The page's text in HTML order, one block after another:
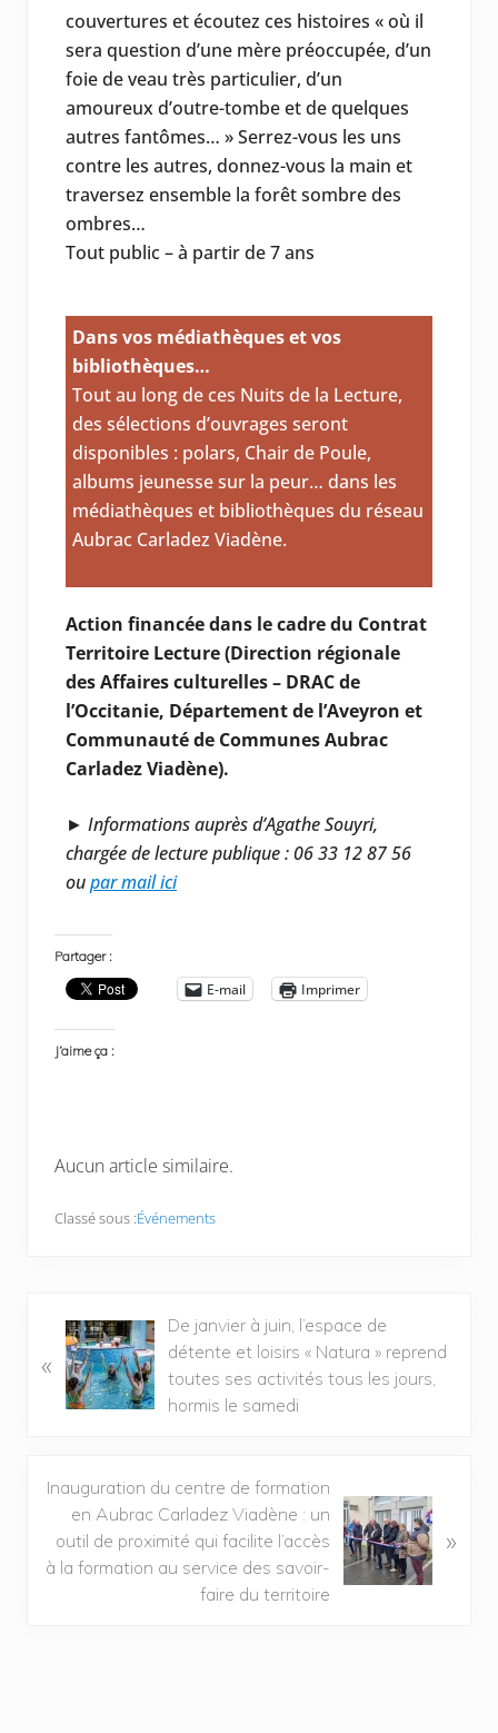
couvertures et écoutez ces histoires « où il
sera question d’une mère préoccupée, d’un
foie de veau très particulier, d’un
amoureux d’outre-tombe et de quelques
autres fantômes… » Serrez-vous les uns
contre les autres, donnez-vous la main et
traversez ensemble la forêt sombre des
ombres…
Tout public – à partir de 7 ans
Dans vos médiathèques et vos
bibliothèques…
Tout au long de ces Nuits de la Lecture,
des sélections d’ouvrages seront
disponibles : polars, Chair de Poule,
albums jeunesse sur la peur… dans les
médiathèques et bibliothèques du réseau
Aubrac Carladez Viadène.
Action financée dans le cadre du Contrat
Territoire Lecture (Direction régionale
des Affaires culturelles – DRAC de
l’Occitanie, Département de l’Aveyron et
Communauté de Communes Aubrac
Carladez Viadène).
► Informations auprès d’Agathe Souyri,
chargée de lecture publique : 06 33 12 87 56
oupar mail ici
Partager :
E-mail Imprimer
J’aime ça :
Aucun article similaire.
Classé sous :Événements
«
De janvier à juin, l’espace de
détente et loisirs « Natura » reprend
toutes ses activités tous les jours,
hormis le samedi
Inauguration du centre de formation
en Aubrac Carladez Viadène : un
outil de proximité qui facilite l’accès
à la formation au service des savoir-
faire du territoire
»